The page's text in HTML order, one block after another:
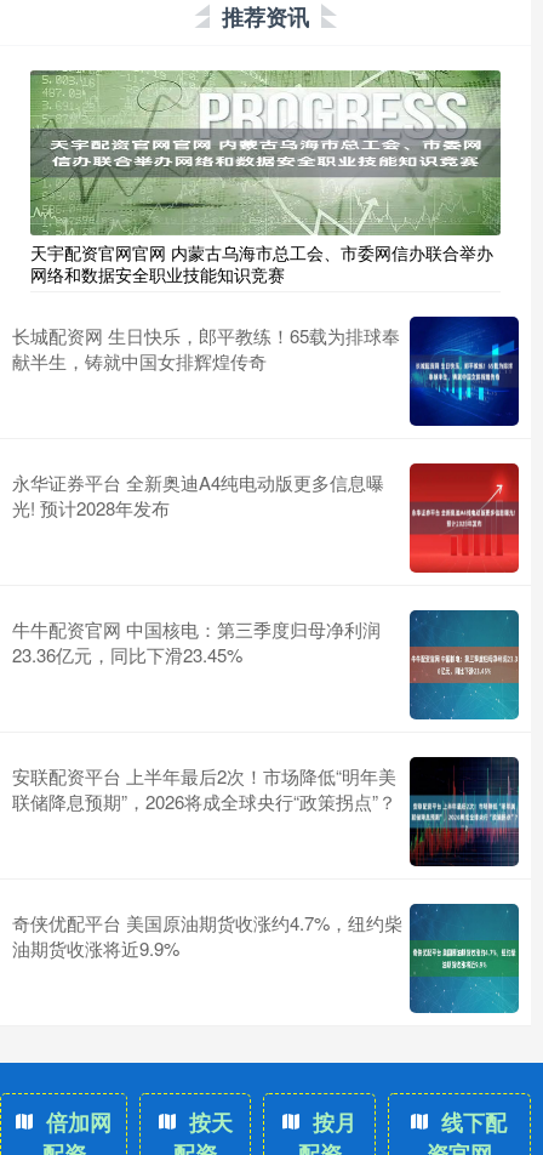
推荐资讯
天宇配资官网官网 内蒙古乌海市总工会、市委网信办联合举办
网络和数据安全职业技能知识竞赛
长城配资网 生日快乐，郎平教练！65载为排球奉
献半生，铸就中国女排辉煌传奇
永华证券平台 全新奥迪A4纯电动版更多信息曝
光! 预计2028年发布
牛牛配资官网 中国核电：第三季度归母净利润
23.36亿元，同比下滑23.45%
安联配资平台 上半年最后2次！市场降低“明年美
联储降息预期”，2026将成全球央行“政策拐点”？
奇侠优配平台 美国原油期货收涨约4.7%，纽约柴
油期货收涨将近9.9%
倍加网
按天
按月
线下配